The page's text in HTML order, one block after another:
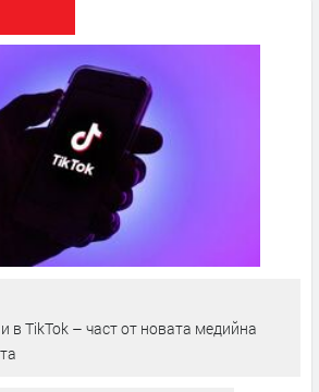
в TikTok – част от новата медийна